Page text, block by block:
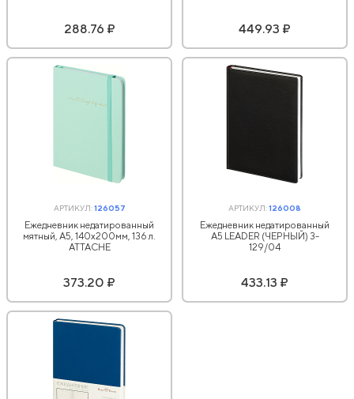
288.76 ₽ 449.93 ₽
АРТИКУЛ:126057
Ежедневник недатированный
мятный, А5, 140x200мм, 136 л.
ATTACHE
373.20 ₽
АРТИКУЛ:126008
Ежедневник недатированный
А5 LEADER (ЧЕРНЫЙ) 3-
129/04
433.13 ₽